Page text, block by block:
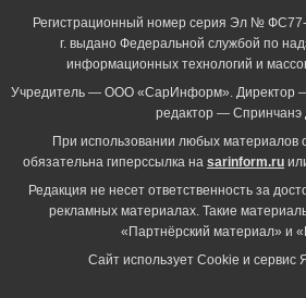
Регистрационный номер серия Эл №
г. выдано Федеральной службой по
информационных технологий и
Учредитель — ООО «СарИнформ». Директор
редактор — Спринчанэ
При использовании любых
обязательна гиперссылка на sarinform.ru
Редакция не несет ответственность за
рекламных материалах. Такие
«Партнёрский материал» и
Сайт использует Cookie и сервиc